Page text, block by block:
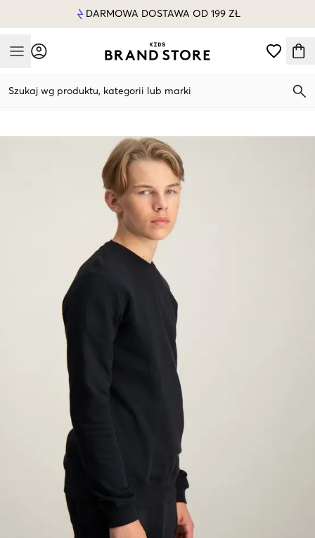
DARMOWA DOSTAWA OD 199 ZŁ
Mobile Menu
Szukaj wg produktu, kategorii lub marki